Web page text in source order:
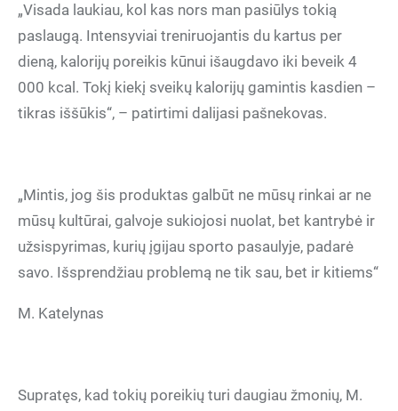
„Visada laukiau, kol kas nors man pasiūlys tokią
paslaugą. Intensyviai treniruojantis du kartus per
dieną, kalorijų poreikis kūnui išaugdavo iki beveik 4
000 kcal. Tokį kiekį sveikų kalorijų gamintis kasdien –
tikras iššūkis“, – patirtimi dalijasi pašnekovas.
„Mintis, jog šis produktas galbūt ne mūsų rinkai ar ne
mūsų kultūrai, galvoje sukiojosi nuolat, bet kantrybė ir
užsispyrimas, kurių įgijau sporto pasaulyje, padarė
savo. Išsprendžiau problemą ne tik sau, bet ir kitiems“
M. Katelynas
Supratęs, kad tokių poreikių turi daugiau žmonių, M.